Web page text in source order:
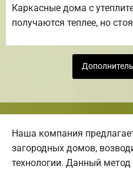
Каркасные дома с
получаются теплее, но
Наша компания
загородных домов,
технологии. Данный метод